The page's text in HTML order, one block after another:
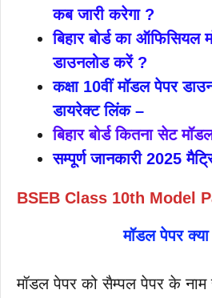
कब जारी करेगा ?
बिहार बोर्ड का
डाउनलोड करें ?
कक्षा 10वीं मॉडल पेपर
डायरेक्ट लिंक –
बिहार बोर्ड कितना सेट
सम्पूर्ण जानकारी 2025
BSEB Class 10th Model
मॉडल पेपर
मॉडल पेपर को सैम्पल पेपर के